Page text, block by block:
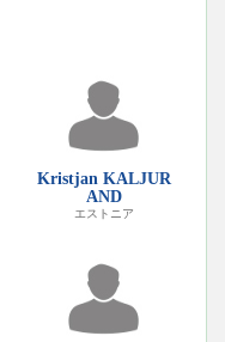
Kristjan KALJUR
AND
エストニア